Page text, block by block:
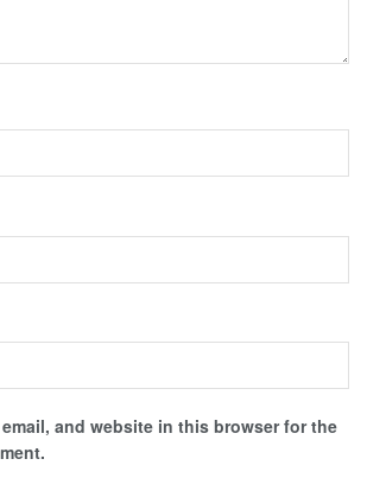
email, and website in this browser for the